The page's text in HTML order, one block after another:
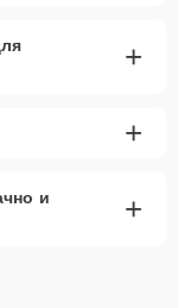
+
+
и
+